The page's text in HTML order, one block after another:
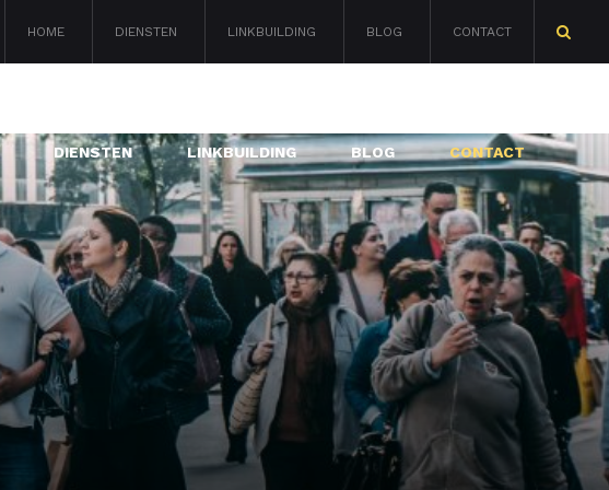
HOME DIENSTEN LINKBUILDING BLOG CONTACT
DIENSTEN LINKBUILDING BLOG CONTACT